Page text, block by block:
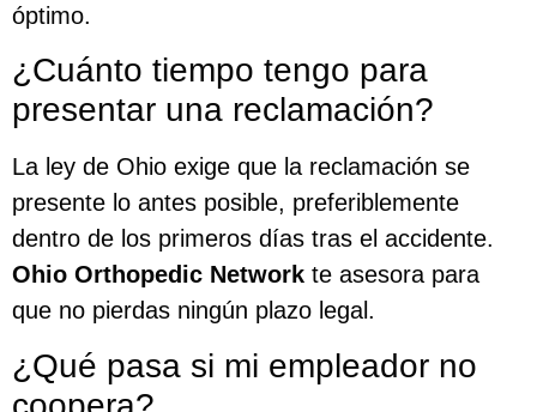
óptimo.
¿Cuánto tiempo tengo para
presentar una reclamación?
La ley de Ohio exige que la reclamación se
presente lo antes posible, preferiblemente
dentro de los primeros días tras el accidente.
Ohio Orthopedic Network te asesora para
que no pierdas ningún plazo legal.
¿Qué pasa si mi empleador no